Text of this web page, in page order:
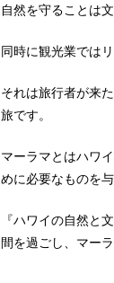
自然を守ることは
同時に観光業では
それは旅行者が来
旅です。
マーラマとはハワ
めに必要なものを
『ハワイの自然と
間を過ごし、マー